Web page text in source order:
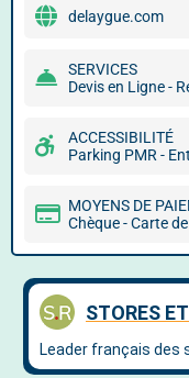
delaygue.com
SERVICES
Devis en Ligne -
ACCESSIBILITÉ
Parking PMR -
MOYENS DE
Chèque - Carte